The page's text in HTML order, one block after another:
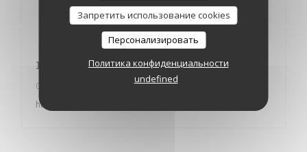
Запретить использование cookies
Персонализировать
Политика конфиденциальности
undefined
newtable review
04/05/2017
http://fr.newtable.com/restaurant-trader-s-3549.php